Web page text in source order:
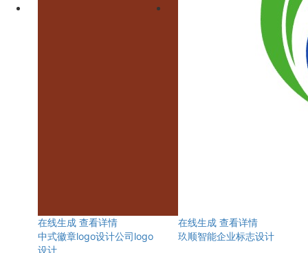
在线生成 查看详情
中式徽章logo设计公司logo
设计
在线生成 查看详情
玖顺智能企业标志设计